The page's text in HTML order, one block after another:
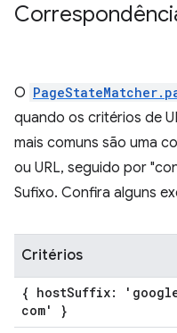
O
quando os critérios de
mais comuns são uma
ou URL, seguido por
Sufixo. Confira alguns
Critérios
{ hostSuffix:
com' }